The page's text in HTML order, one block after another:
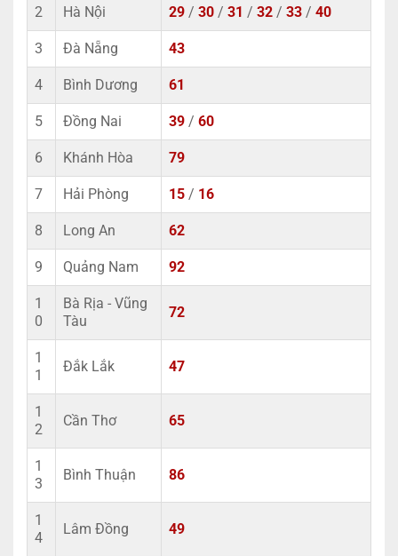
2 Hà Nội 29 / 30 / 31 / 32 / 33 / 40
3 Đà Nẵng 43
4 Bình Dương 61
5 Đồng Nai 39 / 60
6 Khánh Hòa 79
7 Hải Phòng 15 / 16
8 Long An 62
9 Quảng Nam 92
1
0
Bà Rịa - Vũng
Tàu
72
1
1
Đắk Lắk 47
1
2
Cần Thơ 65
1
3
Bình Thuận 86
1
4
Lâm Đồng 49